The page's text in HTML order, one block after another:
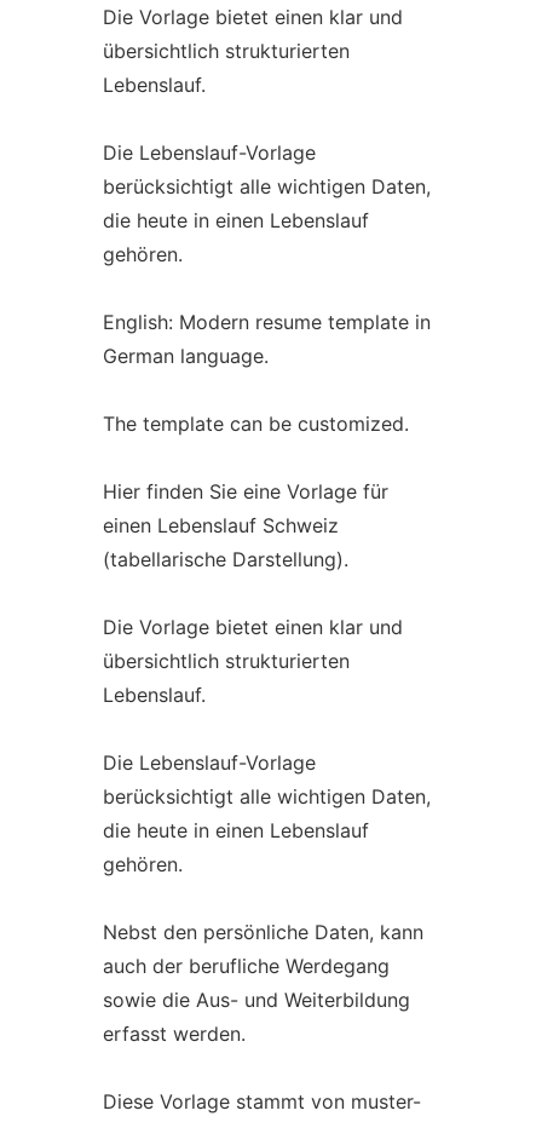
Die Vorlage bietet einen klar und
übersichtlich strukturierten
Lebenslauf.
Die Lebenslauf-Vorlage
berücksichtigt alle wichtigen Daten,
die heute in einen Lebenslauf
gehören.
English: Modern resume template in
German language.
The template can be customized.
Hier finden Sie eine Vorlage für
einen Lebenslauf Schweiz
(tabellarische Darstellung).
Die Vorlage bietet einen klar und
übersichtlich strukturierten
Lebenslauf.
Die Lebenslauf-Vorlage
berücksichtigt alle wichtigen Daten,
die heute in einen Lebenslauf
gehören.
Nebst den persönliche Daten, kann
auch der berufliche Werdegang
sowie die Aus- und Weiterbildung
erfasst werden.
Diese Vorlage stammt von muster-